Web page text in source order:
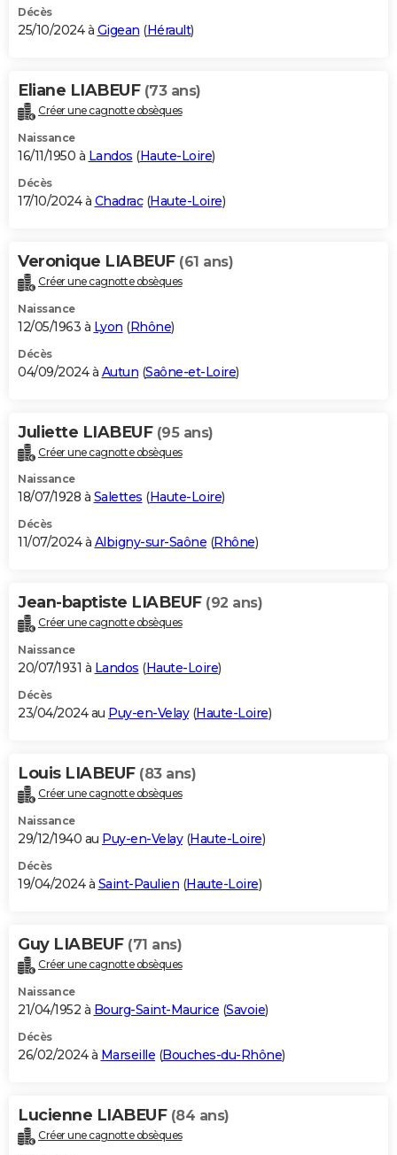
Décès
25/10/2024 à Gigean (Hérault)
Eliane LIABEUF (73 ans)
Créer une cagnotte obsèques
Naissance
16/11/1950 à Landos (Haute-Loire)
Décès
17/10/2024 à Chadrac(Haute-Loire)
Veronique LIABEUF (61 ans)
Créer une cagnotte obsèques
Naissance
12/05/1963 à Lyon (Rhône)
Décès
04/09/2024 à Autun (Saône-et-Loire)
Juliette LIABEUF (95 ans)
Créer une cagnotte obsèques
Naissance
18/07/1928 à Salettes (Haute-Loire)
Décès
11/07/2024 à Albigny-sur-Saône (Rhône)
Jean-baptiste LIABEUF (92 ans)
Créer une cagnotte obsèques
Naissance
20/07/1931 à Landos (Haute-Loire)
Décès
23/04/2024 au Puy-en-Velay(Haute-Loire)
Louis LIABEUF (83 ans)
Créer une cagnotte obsèques
Naissance
29/12/1940 au Puy-en-Velay(Haute-Loire)
Décès
19/04/2024 à Saint-Paulien (Haute-Loire)
Guy LIABEUF (71 ans)
Créer une cagnotte obsèques
Naissance
21/04/1952 à Bourg-Saint-Maurice (Savoie)
Décès
26/02/2024 à Marseille (Bouches-du-Rhône)
Lucienne LIABEUF (84 ans)
Créer une cagnotte obsèques